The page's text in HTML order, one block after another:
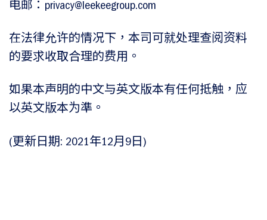
电邮：privacy@leekeegroup.com
在法律允许的情况下，本司可就处理查阅资料
的要求收取合理的费用。
如果本声明的中文与英文版本有任何抵触，应
以英文版本为準。
(更新日期: 2021年12月9日)